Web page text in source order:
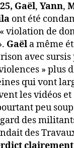
Gaël, Yann,
ont été
violation de
Gaël a même
avec
» plus
qui vont
les vidéos
peu
des
des